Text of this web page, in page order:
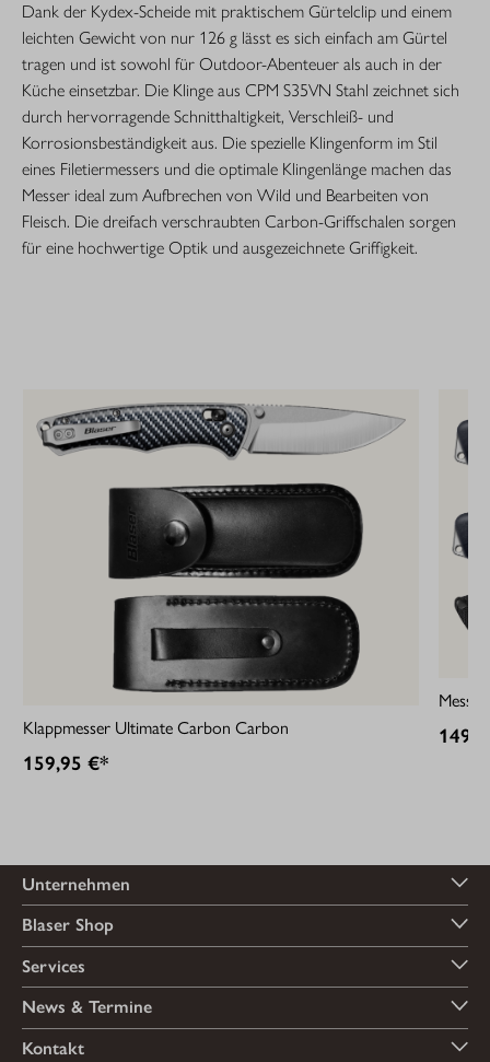
Dank der Kydex-Scheide mit praktischem Gürtelclip und einem
leichten Gewicht von nur 126 g lässt es sich einfach am Gürtel
tragen und ist sowohl für Outdoor-Abenteuer als auch in der
Küche einsetzbar. Die Klinge aus CPM S35VN Stahl zeichnet sich
durch hervorragende Schnitthaltigkeit, Verschleiß- und
Korrosionsbeständigkeit aus. Die spezielle Klingenform im Stil
eines Filetiermessers und die optimale Klingenlänge machen das
Messer ideal zum Aufbrechen von Wild und Bearbeiten von
Fleisch. Die dreifach verschraubten Carbon-Griffschalen sorgen
für eine hochwertige Optik und ausgezeichnete Griffigkeit.
Klappmesser Ultimate Carbon Carbon
159,95 €*
Unternehmen
Blaser Shop
Services
News & Termine
Kontakt